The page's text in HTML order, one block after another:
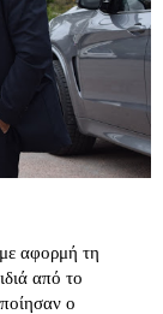
αφορμή τη
από το